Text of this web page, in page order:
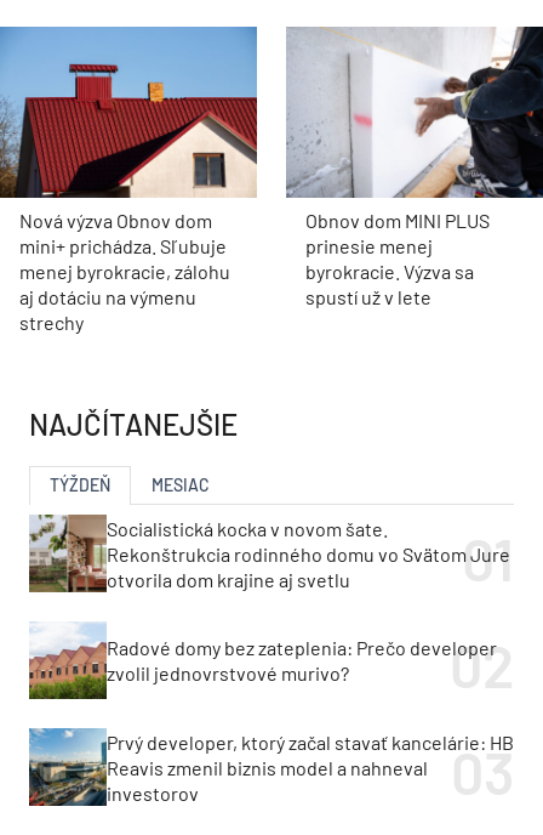
Nová výzva Obnov dom
mini+ prichádza. Sľubuje
menej byrokracie, zálohu
aj dotáciu na výmenu
strechy
Obnov dom MINI PLUS
prinesie menej
byrokracie. Výzva sa
spustí už v lete
NAJČÍTANEJŠIE
TÝŽDEŇ MESIAC
Socialistická kocka v novom šate.
Rekonštrukcia rodinného domu vo Svätom Jure
otvorila dom krajine aj svetlu
Radové domy bez zateplenia: Prečo developer
zvolil jednovrstvové murivo?
Prvý developer, ktorý začal stavať kancelárie: HB
Reavis zmenil biznis model a nahneval
investorov